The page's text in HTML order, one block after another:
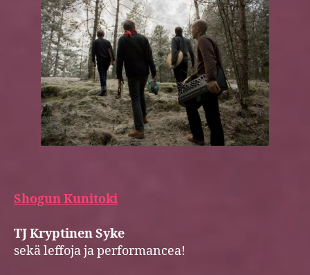
Shogun Kunitoki
TJ Kryptinen Syke
sekä leffoja ja performancea!